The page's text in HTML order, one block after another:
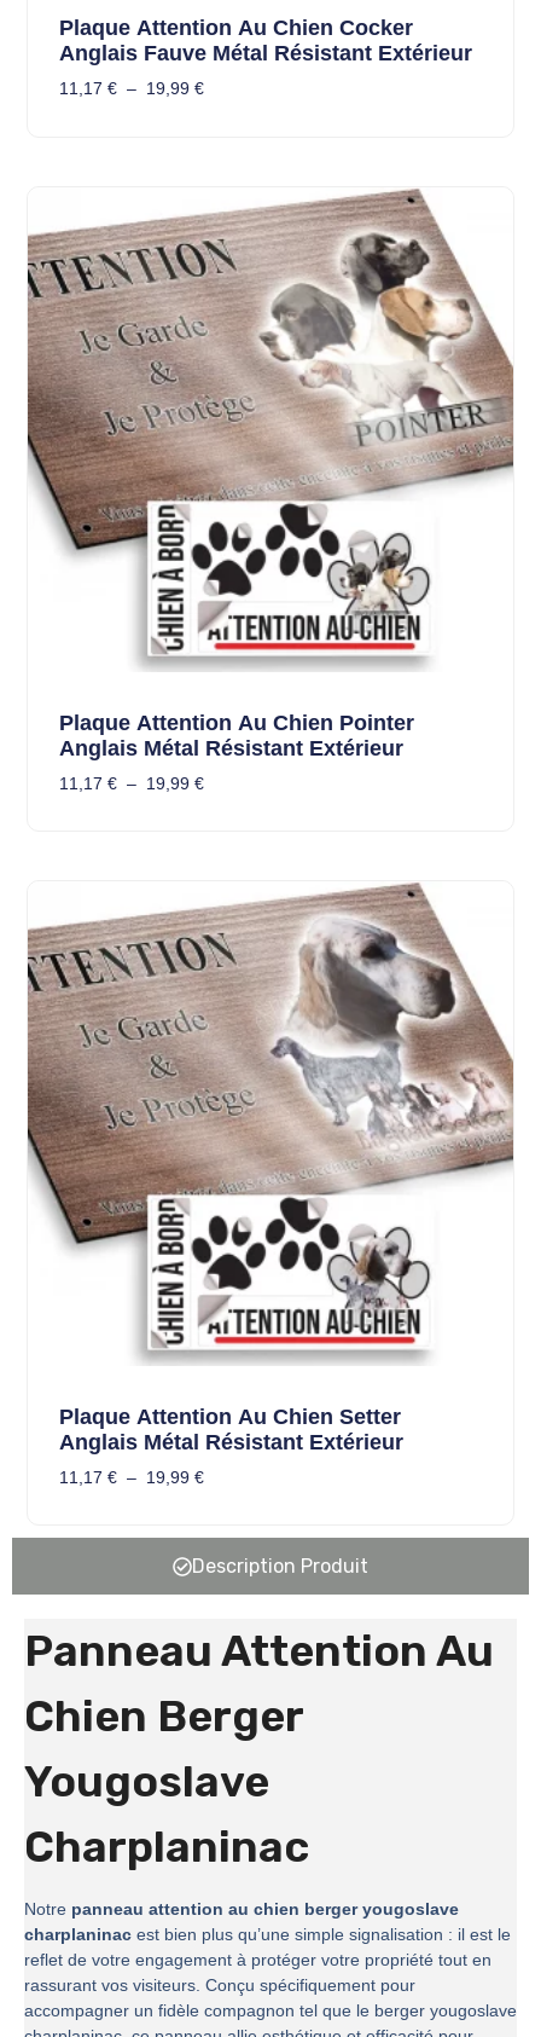
Plaque Attention Au Chien Cocker
Anglais Fauve Métal Résistant Extérieur
11,17 € – 19,99 €
Plaque Attention Au Chien Pointer
Anglais Métal Résistant Extérieur
11,17 € – 19,99 €
Plaque Attention Au Chien Setter
Anglais Métal Résistant Extérieur
11,17 € – 19,99 €
Description Produit
Panneau Attention Au
Chien Berger
Yougoslave
Charplaninac
Notre panneau attention au chien berger yougoslave
charplaninac est bien plus qu’une simple signalisation : il est le
reflet de votre engagement à protéger votre propriété tout en
rassurant vos visiteurs. Conçu spécifiquement pour
accompagner un fidèle compagnon tel que le berger yougoslave